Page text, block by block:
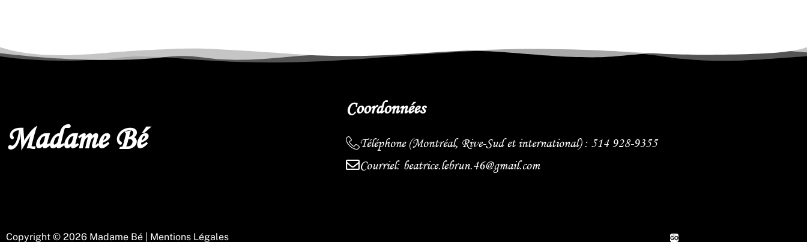
Madame Bé
Coordonnées
Téléphone (Montréal, Rive-Sud et international) : 514 928-9355
Courriel: beatrice.lebrun.46@gmail.com
Copyright © 2026 Madame Bé | Mentions Légales